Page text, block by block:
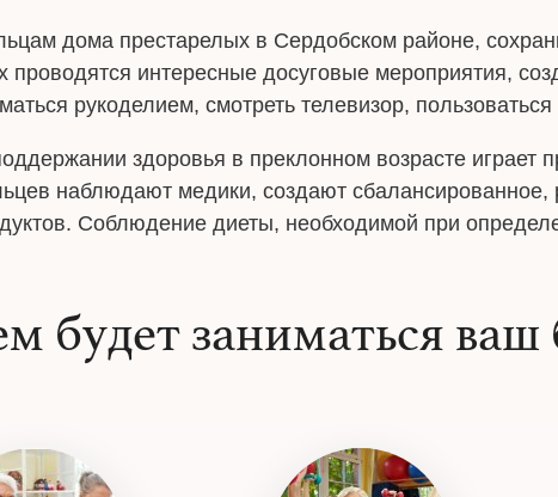
дома престарелых в Сердобском районе,
проводятся интересные досуговые мероприятия,
рукоделием, смотреть телевизор,
здоровья в преклонном возрасте играет
наблюдают медики, создают сбалансированное,
Соблюдение диеты, необходимой при
будет заниматься